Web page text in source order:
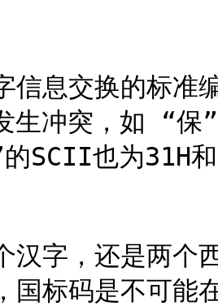
信息交换的标准
生冲突，如 “保
SCII也为31H
汉字，还是两个
国标码是不可能